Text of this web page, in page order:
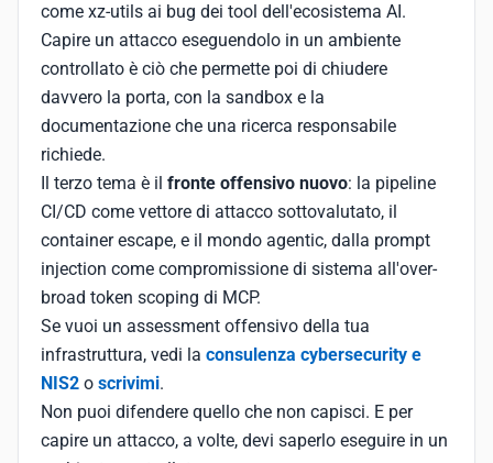
come xz-utils ai bug dei tool dell'ecosistema AI.
Capire un attacco eseguendolo in un ambiente
controllato è ciò che permette poi di chiudere
davvero la porta, con la sandbox e la
documentazione che una ricerca responsabile
richiede.
Il terzo tema è il fronte offensivo nuovo: la pipeline
CI/CD come vettore di attacco sottovalutato, il
container escape, e il mondo agentic, dalla prompt
injection come compromissione di sistema all'over-
broad token scoping di MCP.
Se vuoi un assessment offensivo della tua
infrastruttura, vedi la consulenza cybersecurity e
NIS2 o scrivimi.
Non puoi difendere quello che non capisci. E per
capire un attacco, a volte, devi saperlo eseguire in un